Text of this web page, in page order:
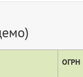
ОГРН